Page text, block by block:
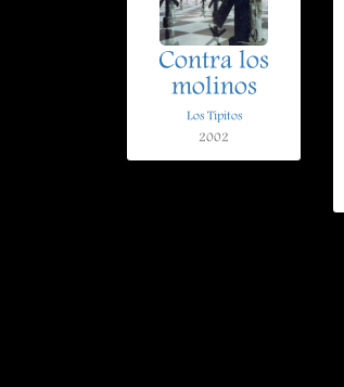
Contra los
molinos
Los Tipitos
2002